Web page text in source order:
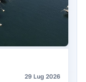
29 Lug 2026